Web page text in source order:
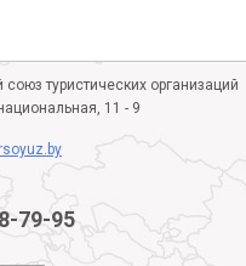
туристических организаций
11 - 9
79-95